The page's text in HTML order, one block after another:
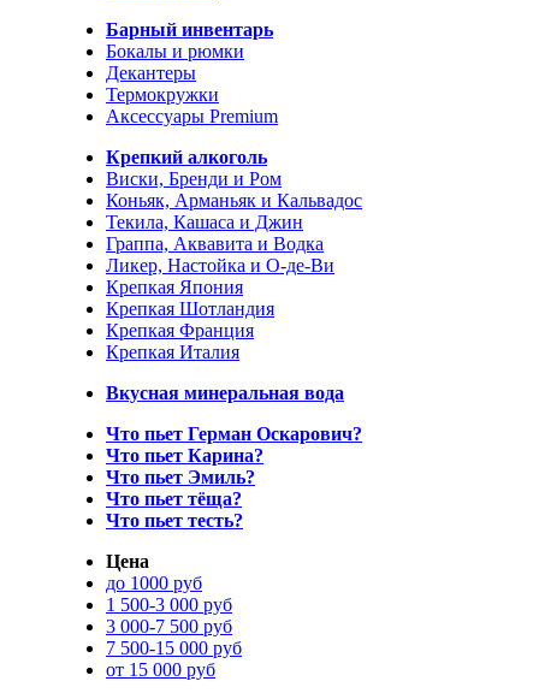
Барный инвентарь
Бокалы и рюмки
Декантеры
Термокружки
Аксессуары Premium
Крепкий алкоголь
Виски, Бренди и Ром
Коньяк, Арманьяк и Кальвадос
Текила, Кашаса и Джин
Граппа, Аквавита и Водка
Ликер, Настойка и О-де-Ви
Крепкая Япония
Крепкая Шотландия
Крепкая Франция
Крепкая Италия
Вкусная минеральная вода
Что пьет Герман Оскарович?
Что пьет Карина?
Что пьет Эмиль?
Что пьет тёща?
Что пьет тесть?
Цена
до 1000 руб
1 500-3 000 руб
3 000-7 500 руб
7 500-15 000 руб
от 15 000 руб